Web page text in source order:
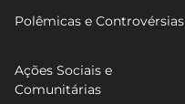
Polêmicas e Controvérsias
Ações Sociais e
Comunitárias